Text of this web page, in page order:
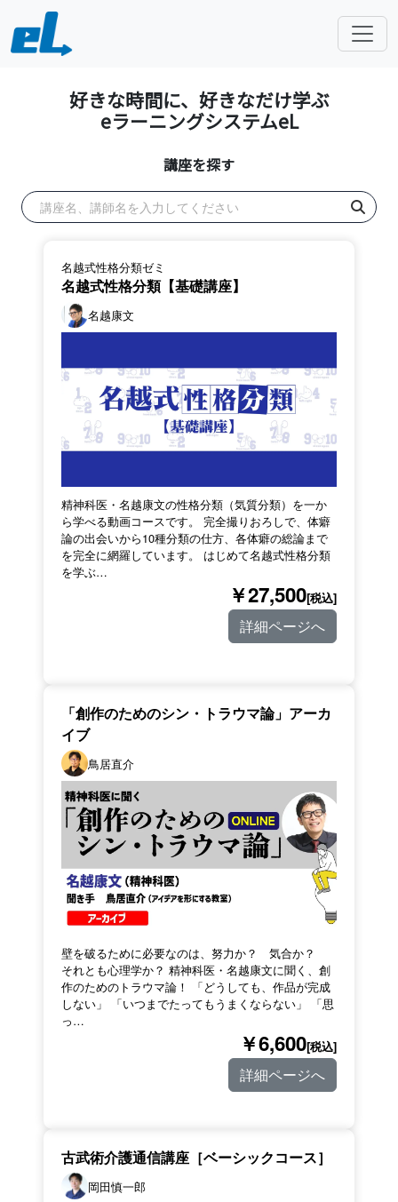
好きな時間に、好きなだけ学ぶ
eラーニングシステムeL
講座を探す
名越式性格分類ゼミ
名越式性格分類【基礎講座】
名越康文
精神科医・名越康文の性格分類（気質分類）を一か
ら学べる動画コースです。 完全撮りおろしで、体癖
論の出会いから10種分類の仕方、各体癖の総論まで
を完全に網羅しています。 はじめて名越式性格分類
を学ぶ…
￥27,500[税込]
詳細ページへ
「創作のためのシン・トラウマ論」アーカ
イブ
鳥居直介
壁を破るために必要なのは、努力か？ 気合か？
それとも心理学か？ 精神科医・名越康文に聞く、創
作のためのトラウマ論！ 「どうしても、作品が完成
しない」 「いつまでたってもうまくならない」 「思
っ…
￥6,600[税込]
詳細ページへ
古武術介護通信講座［ベーシックコース］
岡田慎一郎